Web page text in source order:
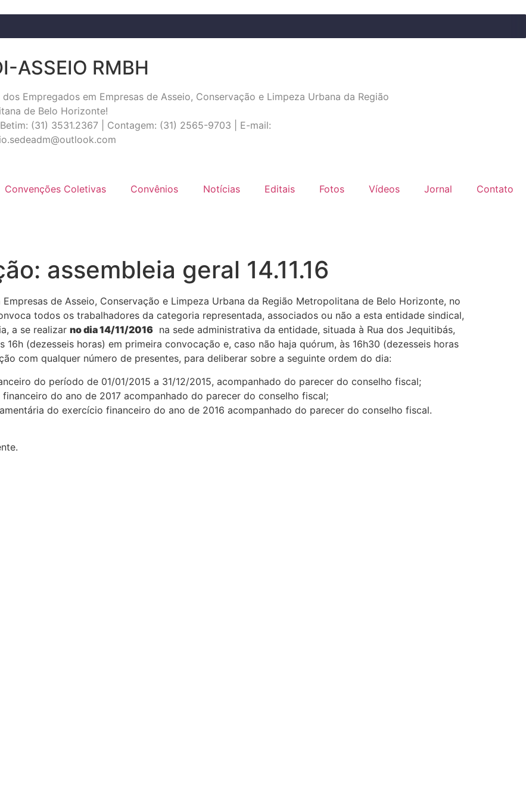
ASSEIO RMBH
Empregados em Empresas de Asseio, Conservação e Limpeza Urbana da Região
de Belo Horizonte!
(31) 3531.2367 | Contagem: (31) 2565-9703 | E-mail:
Convenções Coletivas Convênios Notícias Editais Fotos Vídeos Jornal Contato
assembleia geral 14.11.16
de Asseio, Conservação e Limpeza Urbana da Região Metropolitana de Belo Horizonte, no
todos os trabalhadores da categoria representada, associados ou não a esta entidade sindical,
a se realizar no dia 14/11/2016 na sede administrativa da entidade, situada à Rua dos Jequitibás,
16h (dezesseis horas) em primeira convocação e, caso não haja quórum, às 16h30 (dezesseis horas
com qualquer número de presentes, para deliberar sobre a seguinte ordem do dia:
do período de 01/01/2015 a 31/12/2015, acompanhado do parecer do conselho fiscal;
do ano de 2017 acompanhado do parecer do conselho fiscal;
do exercício financeiro do ano de 2016 acompanhado do parecer do conselho fiscal.